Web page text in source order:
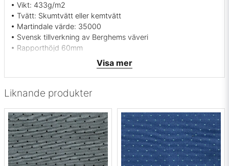
Liknande produkter
• Vikt: 433g/m2
• Tvätt: Skumtvätt eller kemtvätt
• Martindale värde: 35000
• Svensk tillverkning av Berghems väveri
• Rapporthöjd 60mm
• Ränderna syns på båda sidor
• Färg: Grå melerad, beige i flera nyanser
• Mönsterbild: Tvärgående
• Beställningsvara, ingen returrätt
Vill du ha ett tygprov maila mig på:info@broarne.se
Visa mer